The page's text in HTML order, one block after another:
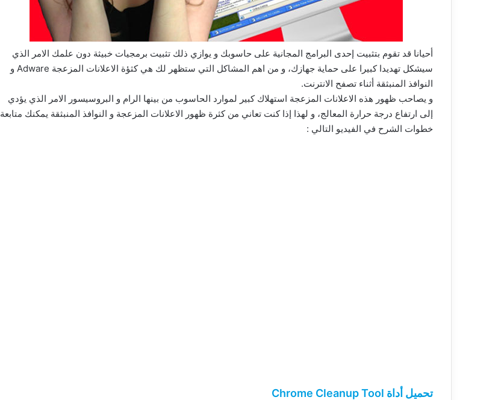
أحيانا قد تقوم بتثبيت إحدى البرامج المجانية على حاسوبك و يوازي ذلك تثبيت برمجيات خبيثة دون علمك الامر الذي
سيشكل تهديدا كبيرا على حماية جهازك، و من اهم المشاكل التي ستظهر لك هي كثؤة الاعلانات المزعجة Adware و
النوافذ المنبثقة أثناء تصفح الانترنت.
و يصاحب ظهور هذه الاعلانات المزعجة استهلاك كبير لموارد الحاسوب من بينها الرام و البروسيسور الامر الذي يؤدي
إلى ارتفاع درجة حرارة المعالج، و لهذا إذا كنت تعاني من كثرة ظهور الاعلانات المزعجة و النوافذ المنبثقة يمكنك متابعة
خطوات الشرح في الفيديو التالي :
تحميل أداة Chrome Cleanup Tool